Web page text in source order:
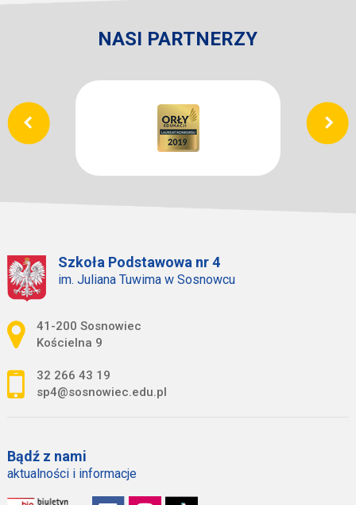
NASI PARTNERZY
Szkoła Podstawowa nr 4
im. Juliana Tuwima w Sosnowcu
Adres pocztowy:
41-200 Sosnowiec
Kościelna 9
32 266 43 19
sp4@sosnowiec.edu.pl
Bądź z nami
aktualności i informacje